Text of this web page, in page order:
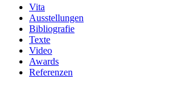
Vita
Ausstellungen
Bibliografie
Texte
Video
Awards
Referenzen